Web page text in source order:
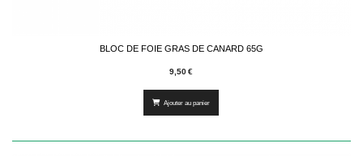
BLOC DE FOIE GRAS DE CANARD 65G
9,50€
Ajouter au panier